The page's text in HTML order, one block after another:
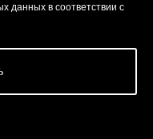
данных в соответствии с